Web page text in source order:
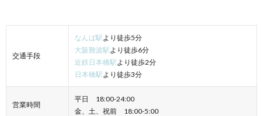
交通手段
なんば駅より徒歩5分
大阪難波駅より徒歩6分
近鉄日本橋駅より徒歩2分
日本橋駅より徒歩3分
営業時間
平日 18:00-24:00
金、土、祝前 18:00-5:00